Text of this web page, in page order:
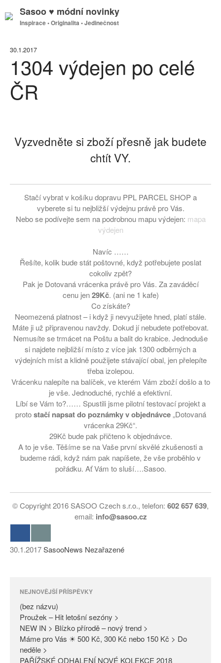
trend >
Máme pro Vás ☀ 500 Kč, 300
DIVERSE – světová newyorská
móda ☆ Exklusivně na Sasoo
Slova došla… Není co dodat…
jednodušší! Líbí se Vám taky?
Jak i v parném létě nezešílet v
práci!
DIVERSE – nová značka pouze
na Sasoo!
Sasoo ♥ módní novinky
Inspirace • Originalita • Jedinečnost
30.1.2017
1304 výdejen po celé
ČR
Vyzvedněte si zboží přesně jak budete
chtít VY.
Stačí vybrat v košíku dopravu PPL PARCEL SHOP a
vyberete si tu nejbližší výdejnu právě pro Vás.
Nebo se podívejte sem na podrobnou mapu výdejen: mapa
výdejen
Navíc ……
Řešíte, kolik bude stát poštovné, když potřebujete poslat
cokoliv zpět?
Pak je Dotovaná vrácenka právě pro Vás. Za zaváděcí
cenu jen29Kč. (ani ne 1 kafe)
Co získáte?
Neomezená platnost – i když ji nevyužijete hned, platí stále.
Máte ji už připravenou navždy. Dokud jí nebudete potřebovat.
Nemusíte se trmácet na Poštu a balit do krabice. Jednoduše
si najdete nejbližší místo z více jak 1300 odběrných a
výdejních míst a klidně použijete stávající obal, jen přelepíte
třeba izolepou.
Vrácenku nalepíte na balíček, ve kterém Vám zboží došlo a to
je vše. Jednoduché, rychlé a efektivní.
Líbí se Vám to?…… Spustili jsme pilotní testovací projekt a
protostačí napsat do poznámky v objednávce„Dotovaná
vrácenka 29Kč“.
29Kč bude pak přičteno k objednávce.
A to je vše. Těšíme se na Vaše první skvělé zkušenosti a
budeme rádi, když nám pak napíšete, že vše proběhlo v
pořádku. Ať Vám to sluší….Sasoo.
© Copyright 2016 SASOO Czech s.r.o., telefon: 602 657 639,
email: info@sasoo.cz
30.1.2017SasooNews Nezařazené
NEJNOVĚJŠÍ PŘÍSPĚVKY
(bez názvu)
Proužek – Hit letošní sezóny >
NEW IN > Blízko přírodě – nový trend >
Máme pro Vás ☀ 500 Kč, 300 Kč nebo 150 Kč > Do
neděle >
PAŘÍŽSKÉ ODHALENÍ NOVÉ KOLEKCE 2018